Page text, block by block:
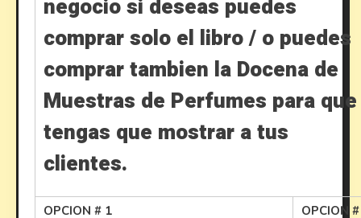
negocio si deseas puedes
comprar solo el libro / o puedes
comprar tambien la Docena de
Muestras de Perfumes para que
tengas que mostrar a tus
clientes.
OPCION # 1
OPCION #